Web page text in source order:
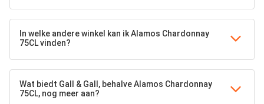
In welke andere winkel kan ik Alamos Chardonnay
75CL vinden?
Wat biedt Gall & Gall, behalve Alamos Chardonnay
75CL, nog meer aan?